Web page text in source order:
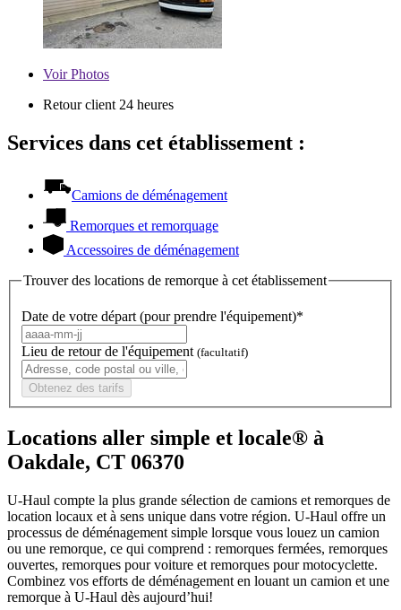
VoirPhotos
Retour client 24 heures
Services dans cet établissement :
Camions de déménagement
Remorques et remorquage
Accessoires de déménagement
Trouver des locations de remorque à cet établissement
Date de votre départ (pour prendre l'équipement)*
Lieu de retour de l'équipement (facultatif)
Obtenez des tarifs
Locations aller simple et locale® à
Oakdale, CT 06370
U-Haul compte la plus grande sélection de camions et remorques de
location locaux et à sens unique dans votre région. U-Haul offre un
processus de déménagement simple lorsque vous louez un camion
ou une remorque, ce qui comprend : remorques fermées, remorques
ouvertes, remorques pour voiture et remorques pour motocyclette.
Combinez vos efforts de déménagement en louant un camion et une
remorque à U-Haul dès aujourd’hui!